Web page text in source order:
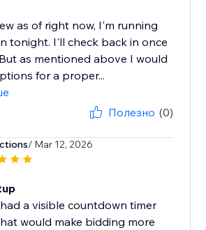
as of right now, I'm running
tonight. I'll check back in once
as mentioned above I would
for a proper...
Полезно (0)
/ Mar 12, 2026
a visible countdown timer
would make bidding more